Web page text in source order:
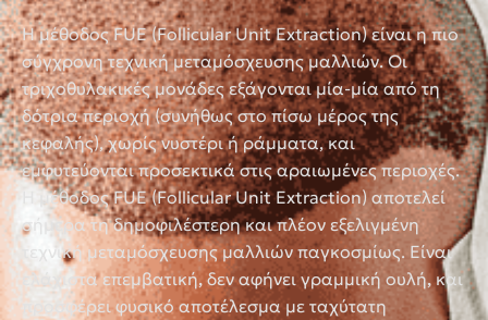
Η μέθοδος FUE (Follicular Unit Extraction) είναι η πιο
σύγχρονη τεχνική μεταμόσχευσης μαλλιών. Οι
τριχοθυλακικές μονάδες εξάγονται μία-μία από τη
δότρια περιοχή (συνήθως στο πίσω μέρος της
κεφαλής), χωρίς νυστέρι ή ράμματα, και
εμφυτεύονται προσεκτικά στις αραιωμένες περιοχές.
Η μέθοδος FUE (Follicular Unit Extraction) αποτελεί
σήμερα τη δημοφιλέστερη και πλέον εξελιγμένη
τεχνική μεταμόσχευσης μαλλιών παγκοσμίως. Είναι
ελάχιστα επεμβατική, δεν αφήνει γραμμική ουλή, και
προσφέρει φυσικό αποτέλεσμα με ταχύτατη